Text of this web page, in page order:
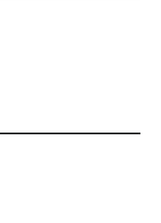
os nossos gabaritos